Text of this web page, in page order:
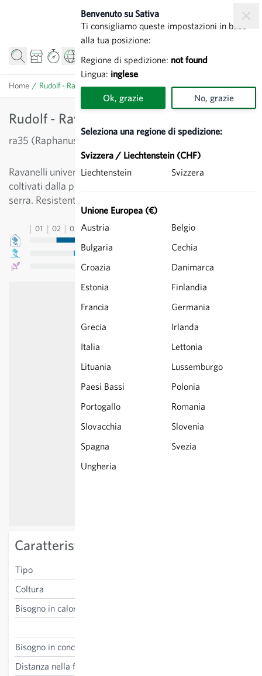
Benvenuto su Sativa
Ti consigliamo queste impostazioni in base
alla tua posizione:
Regione di spedizione: not found
Lingua: inglese
Ok, grazie No, grazie
Seleziona una regione di spedizione:
Svizzera / Liechtenstein (CHF)
Liechtenstein
Svizzera
Unione Europea (€)
Austria
Belgio
Bulgaria
Cechia
Croazia
Danimarca
Estonia
Finlandia
Francia
Germania
Grecia
Irlanda
Italia
Lettonia
Lituania
Lussemburgo
Paesi Bassi
Polonia
Portogallo
Romania
Slovacchia
Slovenia
Spagna
Svezia
Ungheria
Home / Rudolf - Ravanello
Rudolf - Ravanello
ra35 (Raphanus sativus)
Ravanelli universali con tuberi omogenei. Possono essere
coltivati dalla primavera all’autunno, in pieno campo o in
serra. Resistente ai parassiti anche d’estate.
01 02 03 04 05 09 10
Caratteristiche specifiche della varietà
Tipo
Coltura
Bisogno in calore
Bisogno in concime
Distanza nella fila